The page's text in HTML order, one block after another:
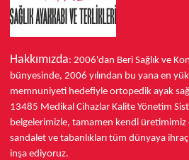
Hakkımızda: 2006'dan Beri Sağlık ve
bünyesinde, 2006 yılından bu yana en
memnuniyeti hedefiyle ortopedik ayak
13485 Medikal Cihazlar Kalite Yönetim
belgelerimizle, tamamen kendi üretimimiz
sandalet ve tabanlıkları tüm dünyaya
inşa ediyoruz.